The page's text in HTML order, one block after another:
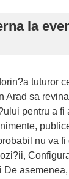
la
tuturor
Arad sa
pentru a fi
nu va
De